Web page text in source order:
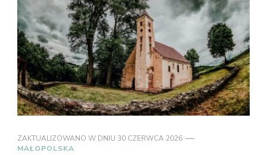
ZAKTUALIZOWANO W DNIU 30 CZERWCA 2026
MAŁOPOLSKA